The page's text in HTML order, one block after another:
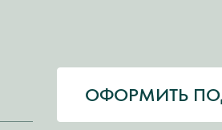
ОФОРМИТЬ